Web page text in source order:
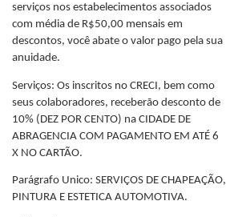
serviços nos estabelecimentos associados
com média de R$50,00 mensais em
descontos, você abate o valor pago pela sua
anuidade.
Serviços: Os inscritos no CRECI, bem como
seus colaboradores, receberão desconto de
10% (DEZ POR CENTO) na CIDADE DE
ABRAGENCIA COM PAGAMENTO EM ATÉ 6
X NO CARTÃO.
Parágrafo Unico: SERVIÇOS DE CHAPEAÇÃO,
PINTURA E ESTETICA AUTOMOTIVA.